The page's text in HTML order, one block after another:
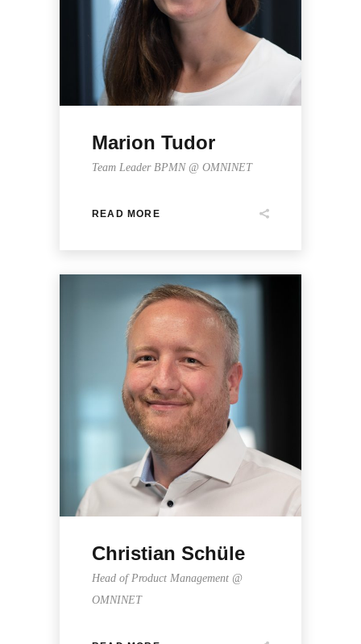
Marion Tudor
Team Leader BPMN @ OMNINET
READ MORE
Christian Schüle
Head of Product Management @
OMNINET